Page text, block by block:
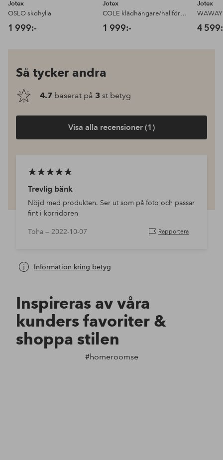
Jotex
OSLO skohylla
1 999:-
Jotex
COLE klädhängare/hallförvaring
1 999:-
Jotex
4
Så tycker andra
4.7 baserat på 3 st betyg
Visa alla recensioner (1)
Trevlig bänk
Nöjd med produkten. Ser ut som på foto och passar
fint i korridoren
Toha — 2022-10-07 Rapportera
Information kring betyg
Inspireras av våra
kunders favoriter &
shoppa stilen
#homeroomse